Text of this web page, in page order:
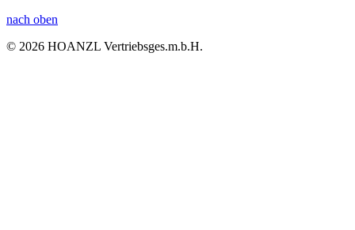
nach oben
© 2026 HOANZL Vertriebsges.m.b.H.